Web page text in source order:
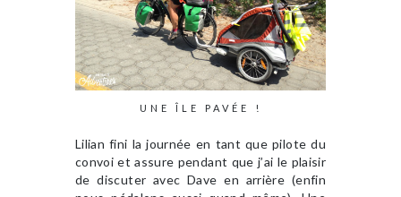
UNE ÎLE PAVÉE !
Lilian fini la journée en tant que pilote du
convoi et assure pendant que j’ai le plaisir
de discuter avec Dave en arrière (enfin